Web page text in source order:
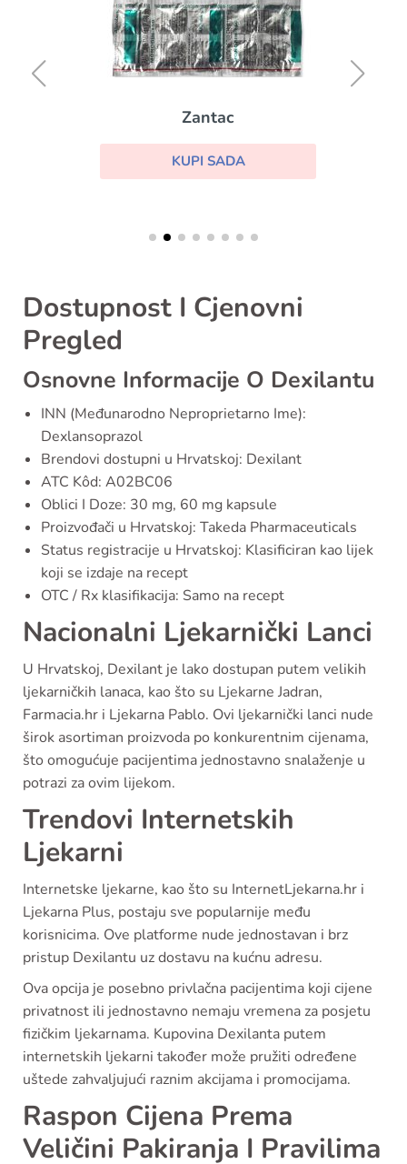
Zantac
KUPI SADA
Dostupnost I Cjenovni
Pregled
Osnovne Informacije O Dexilantu
INN (Međunarodno Neproprietarno Ime):
Dexlansoprazol
Brendovi dostupni u Hrvatskoj: Dexilant
ATC Kôd: A02BC06
Oblici I Doze: 30 mg, 60 mg kapsule
Proizvođači u Hrvatskoj: Takeda Pharmaceuticals
Status registracije u Hrvatskoj: Klasificiran kao lijek
koji se izdaje na recept
OTC / Rx klasifikacija: Samo na recept
Nacionalni Ljekarnički Lanci
U Hrvatskoj, Dexilant je lako dostupan putem velikih
ljekarničkih lanaca, kao što su Ljekarne Jadran,
Farmacia.hr i Ljekarna Pablo. Ovi ljekarnički lanci nude
širok asortiman proizvoda po konkurentnim cijenama,
što omogućuje pacijentima jednostavno snalaženje u
potrazi za ovim lijekom.
Trendovi Internetskih
Ljekarni
Internetske ljekarne, kao što su InternetLjekarna.hr i
Ljekarna Plus, postaju sve popularnije među
korisnicima. Ove platforme nude jednostavan i brz
pristup Dexilantu uz dostavu na kućnu adresu.
Ova opcija je posebno privlačna pacijentima koji cijene
privatnost ili jednostavno nemaju vremena za posjetu
fizičkim ljekarnama. Kupovina Dexilanta putem
internetskih ljekarni također može pružiti određene
uštede zahvaljujući raznim akcijama i promocijama.
Raspon Cijena Prema
Veličini Pakiranja I Pravilima